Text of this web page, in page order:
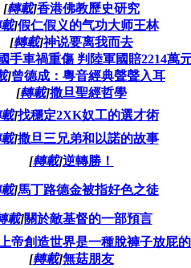
[轉載]香港佛教歷史研究
]假仁假义的气功大师王林
[轉載]神说要离我而去
手車禍重傷 判陸軍國賠2214萬
]曾德成：粵音經典聲聲入耳
[轉載]撒旦聖經哲學
]找穩定2XK奴工的選才術
]撒旦三兄弟和以諾的故事
[轉載]逆轉勝！
]馬丁路德金被指好色之徒
載]關於敵基督的一部預言
帝創造世界是一種脫褲子放屁
[轉載]無菇朋友